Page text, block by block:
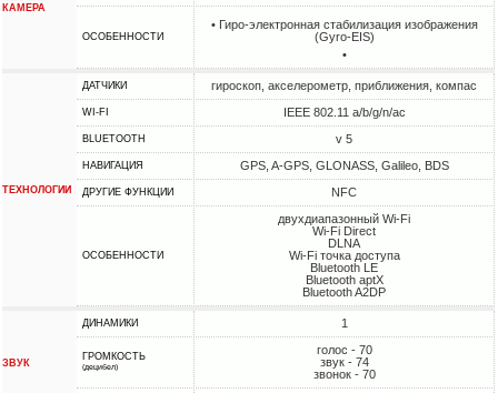
КАМЕРА
ОСОБЕННОСТИ
• Гиро-электронная стабилизация изображения
(Gyro-EIS)
•
ТЕХНОЛОГИИ
ДАТЧИКИ гироскоп, акселерометр, приближения, компас
WI-FI IEEE 802.11 a/b/g/n/ac
BLUETOOTH v 5
НАВИГАЦИЯ GPS, A-GPS, GLONASS, Galileo, BDS
ДРУГИЕ ФУНКЦИИ NFC
ОСОБЕННОСТИ
двухдиапазонный Wi-Fi
Wi-Fi Direct
DLNA
Wi-Fi точка доступа
Bluetooth LE
Bluetooth aptX
Bluetooth A2DP
ЗВУК
ДИНАМИКИ 1
ГРОМКОСТЬ
(децибел)
голос - 70
звук - 74
звонок - 70